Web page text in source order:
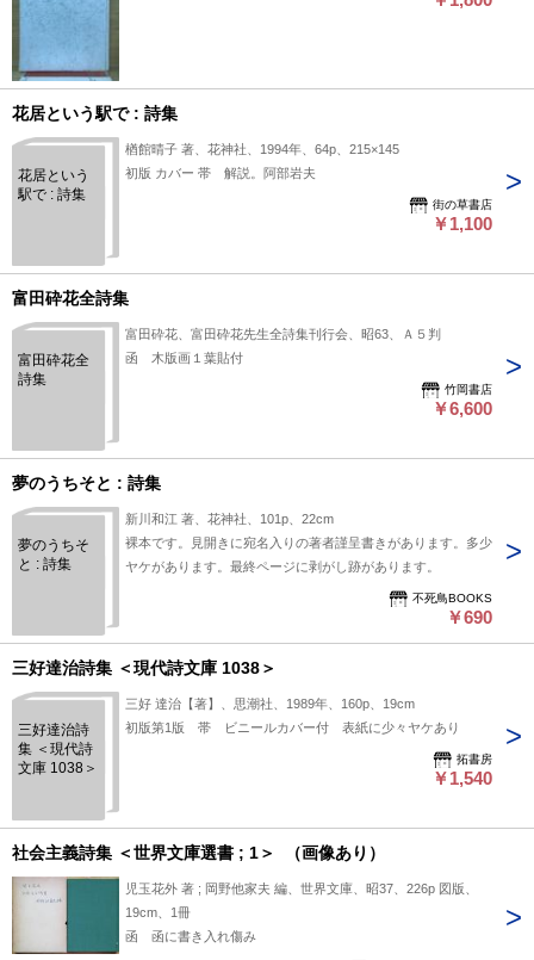
花居という駅で : 詩集
花居という
駅で : 詩集
楢館晴子 著、花神社、1994年、64p、215×145
初版 カバー 帯 解説。阿部岩夫
街の草書店
￥1,100
富田砕花全詩集
富田砕花全
詩集
富田砕花、富田砕花先生全詩集刊行会、昭63、Ａ５判
函 木版画１葉貼付
竹岡書店
￥6,600
夢のうちそと : 詩集
夢のうちそ
と : 詩集
新川和江 著、花神社、101p、22cm
裸本です。見開きに宛名入りの著者謹呈書きがあります。多少
ヤケがあります。最終ページに剥がし跡があります。
不死鳥BOOKS
￥690
三好達治詩集 ＜現代詩文庫 1038＞
三好達治詩
集 ＜現代詩
文庫 1038＞
三好 達治【著】、思潮社、1989年、160p、19cm
初版第1版 帯 ビニールカバー付 表紙に少々ヤケあり
拓書房
￥1,540
社会主義詩集 ＜世界文庫選書 ; 1＞ （画像あり）
児玉花外 著 ; 岡野他家夫 編、世界文庫、昭37、226p 図版、
19cm、1冊
函 函に書き入れ傷み